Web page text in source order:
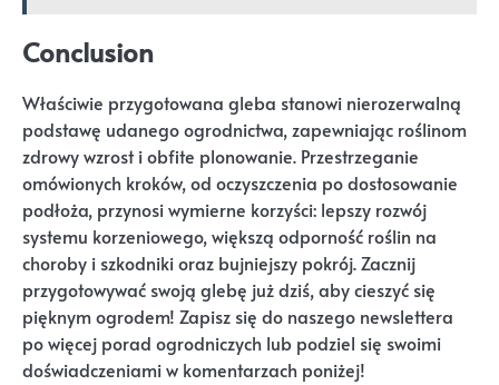
Conclusion
Właściwie przygotowana gleba stanowi nierozerwalną
podstawę udanego ogrodnictwa, zapewniając roślinom
zdrowy wzrost i obfite plonowanie. Przestrzeganie
omówionych kroków, od oczyszczenia po dostosowanie
podłoża, przynosi wymierne korzyści: lepszy rozwój
systemu korzeniowego, większą odporność roślin na
choroby i szkodniki oraz bujniejszy pokrój. Zacznij
przygotowywać swoją glebę już dziś, aby cieszyć się
pięknym ogrodem! Zapisz się do naszego newslettera
po więcej porad ogrodniczych lub podziel się swoimi
doświadczeniami w komentarzach poniżej!